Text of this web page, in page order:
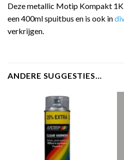
Deze metallic Motip Kompakt
een 400ml spuitbus en is ook in
verkrijgen.
ANDERE SUGGESTIES…